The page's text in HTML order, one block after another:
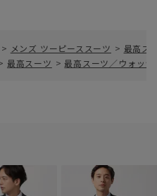
> メンズ ツーピーススーツ > 最高ス
最高スーツ > 最高スーツ／ウォッ